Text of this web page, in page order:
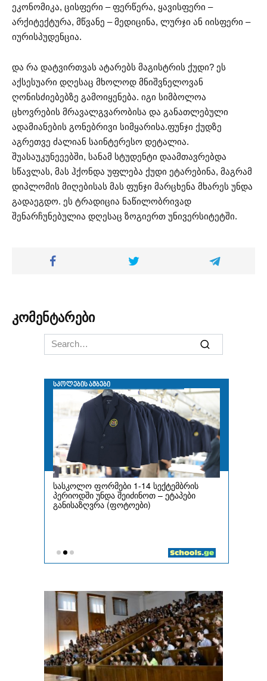
ეკონომიკა, ცისფერი – ფერწერა, ყავისფერი –
არქიტექტურა, მწვანე – მედიცინა, ლურჯი ან იისფერი –
იურისპუდენცია.
და რა დატვირთვას ატარებს მაგისტრის ქუდი? ეს
აქსესუარი დღესაც მხოლოდ მნიშვნელოვან
ღონისძიებებზე გამოიყენება. იგი სიმბოლოა
ცხოვრების მრავალგვარობისა და განათლებული
ადამიანების გონებრივი სიმყარისა.ფუნჯი ქუდზე
აგრეთვე ძალიან საინტერესო დეტალია.
შუასაუკუნეეებში, სანამ სტუდენტი დაამთავრებდა
სწავლას, მას ჰქონდა უფლება ქუდი ეტარებინა, მაგრამ
დიპლომის მიღებისას მას ფუნჯი მარცხენა მხარეს უნდა
გადაეგდო. ეს ტრადიცია ნაწილობრივად
შენარჩუნებულია დღესაც ზოგიერთ უნივერსიტეტში.
კომენტარები
Search
for: